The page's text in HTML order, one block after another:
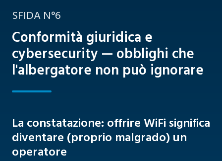
SFIDA N°6
Conformità giuridica e
cybersecurity — obblighi che
l'albergatore non può ignorare
La constatazione: offrire WiFi significa
diventare (proprio malgrado) un
operatore